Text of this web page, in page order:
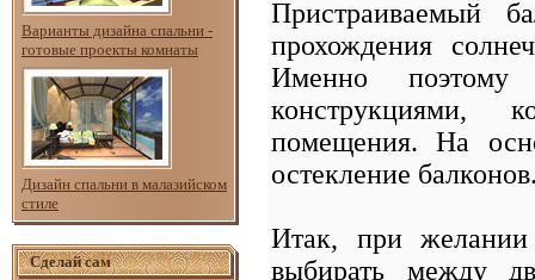
Варианты дизайна спальни -
готовые проекты комнаты
Дизайн спальни в малазийском
стиле
Сделай сам
Пристраиваемый
прохождения
Именно поэтому
конструкциями,
помещения. На
остекление
Итак, при
выбирать между